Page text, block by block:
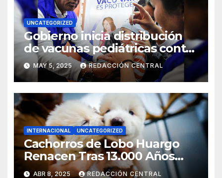
UNCATEGORIZED
Gobierno inicia distribución
de vacunas pediátricas contra
la influenza y anuncia llegada
de más dosis para grupos de
riesgo
MAY 5, 2025 REDACCIÓN CENTRAL
INTERNACIONAL UNCATEGORIZED
Cachorros de Lobo Huargo
Renacen Tras 13.000 Años
Gracias a la Ciencia
ABR 8, 2025 REDACCIÓN CENTRAL